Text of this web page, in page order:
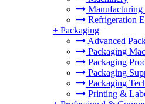
Manufacturing
Refrigeration
+ Packaging
Advanced
Packaging
Packaging
Packaging
Packaging
Printing &